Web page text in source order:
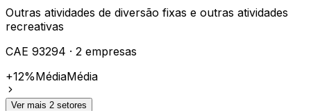
Outras atividades de diversão fixas e outras atividades
recreativas
CAE 93294 · 2 empresas
+12%MédiaMédia
Ver mais 2 setores